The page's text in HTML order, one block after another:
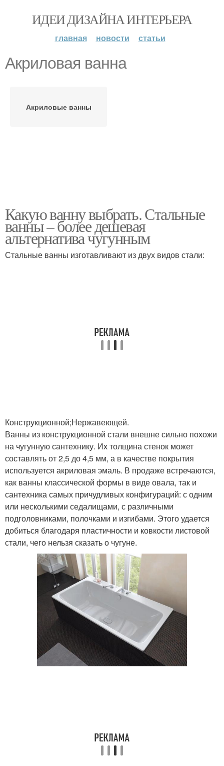
ИДЕИ ДИЗАЙНА ИНТЕРЬЕРА
главная новости статьи
Акриловая ванна
Акриловые ванны
Какую ванну выбрать. Стальные
ванны – более дешевая
альтернатива чугунным
Стальные ванны изготавливают из двух видов стали:
Конструкционной;Нержавеющей.
Ванны из конструкционной стали внешне сильно похожи
на чугунную сантехнику. Их толщина стенок может
составлять от 2,5 до 4,5 мм, а в качестве покрытия
используется акриловая эмаль. В продаже встречаются,
как ванны классической формы в виде овала, так и
сантехника самых причудливых конфигураций: с одним
или несколькими седалищами, с различными
подголовниками, полочками и изгибами. Этого удается
добиться благодаря пластичности и ковкости листовой
стали, чего нельзя сказать о чугуне.